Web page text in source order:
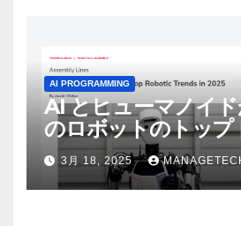
AI PROGRAMMING
AI とヒューマノイ
のロボットのトップ
ASSEMBLY
3月 18, 2025